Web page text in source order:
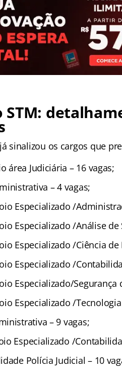
STM:
sinalizou os cargos que
área Judiciária – 16 vagas;
– 4 vagas;
Especializado /
Especializado /Análise
Especializado /Ciência de
Especializado /
Especializado/Segurança
Especializado /
– 9 vagas;
Especializado /
Polícia Judicial – 10